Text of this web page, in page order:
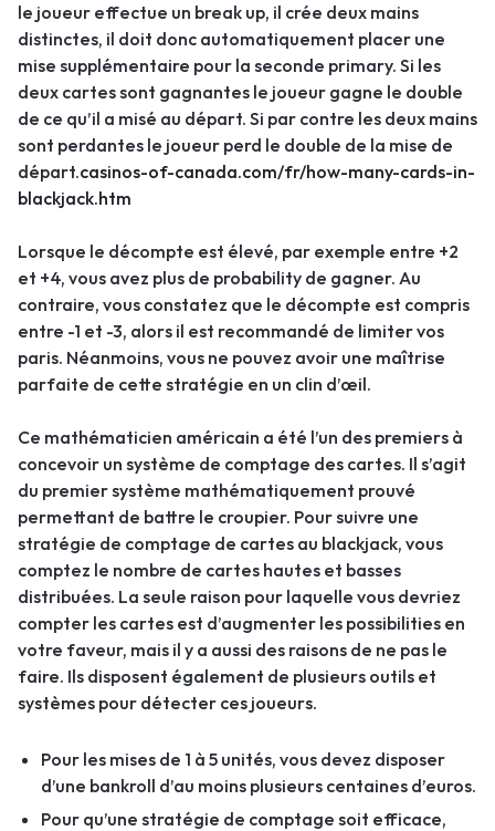
le joueur effectue un break up, il crée deux mains
distinctes, il doit donc automatiquement placer une
mise supplémentaire pour la seconde primary. Si les
deux cartes sont gagnantes le joueur gagne le double
de ce qu’il a misé au départ. Si par contre les deux mains
sont perdantes le joueur perd le double de la mise de
départ.casinos-of-canada.com/fr/how-many-cards-in-
blackjack.htm
Lorsque le décompte est élevé, par exemple entre +2
et +4, vous avez plus de probability de gagner. Au
contraire, vous constatez que le décompte est compris
entre -1 et -3, alors il est recommandé de limiter vos
paris. Néanmoins, vous ne pouvez avoir une maîtrise
parfaite de cette stratégie en un clin d’œil.
Ce mathématicien américain a été l’un des premiers à
concevoir un système de comptage des cartes. Il s’agit
du premier système mathématiquement prouvé
permettant de battre le croupier. Pour suivre une
stratégie de comptage de cartes au blackjack, vous
comptez le nombre de cartes hautes et basses
distribuées. La seule raison pour laquelle vous devriez
compter les cartes est d’augmenter les possibilities en
votre faveur, mais il y a aussi des raisons de ne pas le
faire. Ils disposent également de plusieurs outils et
systèmes pour détecter ces joueurs.
Pour les mises de 1 à 5 unités, vous devez disposer
d’une bankroll d’au moins plusieurs centaines d’euros.
Pour qu’une stratégie de comptage soit efficace,